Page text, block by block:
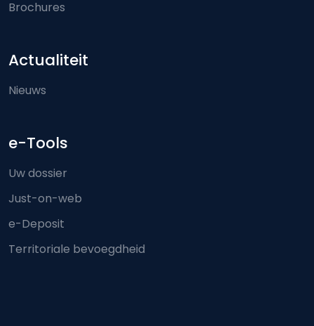
Brochures
Actualiteit
Nieuws
e-Tools
Uw dossier
Just-on-web
e-Deposit
Territoriale bevoegdheid